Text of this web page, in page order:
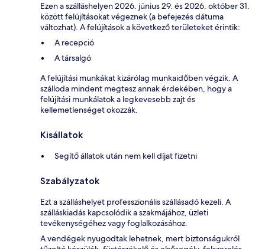
Ezen a szálláshelyen 2026. június 29. és 2026. október 31.
között felújításokat végeznek (a befejezés dátuma
változhat). A felújítások a következő területeket érintik:
A recepció
A társalgó
A felújítási munkákat kizárólag munkaidőben végzik. A
szálloda mindent megtesz annak érdekében, hogy a
felújítási munkálatok a legkevesebb zajt és
kellemetlenséget okozzák.
Kisállatok
Segítő állatok után nem kell díjat fizetni
Szabályzatok
Ezt a szálláshelyet professzionális szállásadó kezeli. A
szálláskiadás kapcsolódik a szakmájához, üzleti
tevékenységéhez vagy foglalkozásához.
A vendégek nyugodtak lehetnek, mert biztonságukról